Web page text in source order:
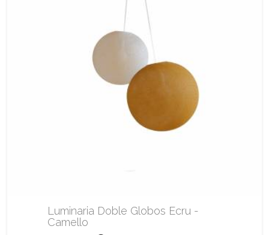
Luminaria Doble Globos Ecru -
Camello